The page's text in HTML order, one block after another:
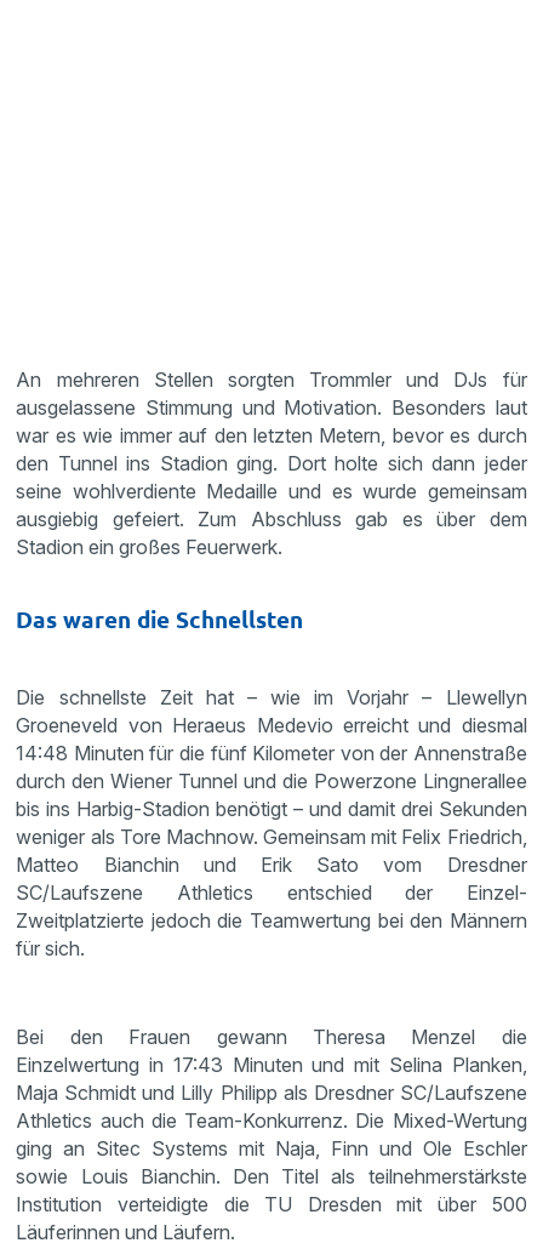
An mehreren Stellen sorgten Trommler und DJs für
ausgelassene Stimmung und Motivation. Besonders laut
war es wie immer auf den letzten Metern, bevor es durch
den Tunnel ins Stadion ging. Dort holte sich dann jeder
seine wohlverdiente Medaille und es wurde gemeinsam
ausgiebig gefeiert. Zum Abschluss gab es über dem
Stadion ein großes Feuerwerk.
Das waren die Schnellsten
Die schnellste Zeit hat – wie im Vorjahr – Llewellyn
Groeneveld von Heraeus Medevio erreicht und diesmal
14:48 Minuten für die fünf Kilometer von der Annenstraße
durch den Wiener Tunnel und die Powerzone Lingnerallee
bis ins Harbig-Stadion benötigt – und damit drei Sekunden
weniger als Tore Machnow. Gemeinsam mit Felix Friedrich,
Matteo Bianchin und Erik Sato vom Dresdner
SC/Laufszene Athletics entschied der Einzel-
Zweitplatzierte jedoch die Teamwertung bei den Männern
für sich.
Bei den Frauen gewann Theresa Menzel die
Einzelwertung in 17:43 Minuten und mit Selina Planken,
Maja Schmidt und Lilly Philipp als Dresdner SC/Laufszene
Athletics auch die Team-Konkurrenz. Die Mixed-Wertung
ging an Sitec Systems mit Naja, Finn und Ole Eschler
sowie Louis Bianchin. Den Titel als teilnehmerstärkste
Institution verteidigte die TU Dresden mit über 500
Läuferinnen und Läufern.